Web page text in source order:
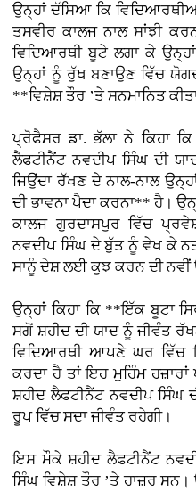
ਉਨ੍ਹਾਂ ਦੱਸਿਆ ਕਿ
ਤਸਵੀਰ ਕਾਲਜ ਨਾਲ ਸਾਂਝੀ
ਵਿਦਿਆਰਥੀ ਬੂਟੇ ਲਗਾ ਕੇ
ਉਨ੍ਹਾਂ ਨੂੰ ਰੁੱਖ ਬਣਾਉਣ ਵਿੱਚ
**ਵਿਸ਼ੇਸ਼ ਤੌਰ ’ਤੇ ਸਨਮਾਨਿਤ
ਪ੍ਰੋਫੈਸਰ ਡਾ. ਭੱਲਾ ਨੇ ਕਿਹਾ
ਲੈਫਟੀਨੈਂਟ ਨਵਦੀਪ ਸਿੰਘ ਦੀ
ਜਿਉਂਦਾ ਰੱਖਣ ਦੇ ਨਾਲ-ਨਾਲ
ਦੀ ਭਾਵਨਾ ਪੈਦਾ ਕਰਨਾ** ਹੈ।
ਕਾਲਜ ਗੁਰਦਾਸਪੁਰ ਵਿੱਚ
ਨਵਦੀਪ ਸਿੰਘ ਦੇ ਬੁੱਤ ਨੂੰ ਵੇਖ ਕੇ
ਸਾਨੂੰ ਦੇਸ਼ ਲਈ ਕੁਝ ਕਰਨ ਦੀ ਨਵੀਂ
ਉਨ੍ਹਾਂ ਕਿਹਾ ਕਿ **ਇੱਕ ਬੂਟਾ
ਸਗੋਂ ਸ਼ਹੀਦ ਦੀ ਯਾਦ ਨੂੰ ਜੀਵੰਤ
ਵਿਦਿਆਰਥੀ ਆਪਣੇ ਘਰ ਵਿੱਚ
ਕਰਦਾ ਹੈ ਤਾਂ ਇਹ ਮੁਹਿੰਮ
ਸ਼ਹੀਦ ਲੈਫਟੀਨੈਂਟ ਨਵਦੀਪ ਸਿੰਘ
ਰੂਪ ਵਿੱਚ ਸਦਾ ਜੀਵੰਤ ਰਹੇਗੀ।
ਇਸ ਮੌਕੇ ਸ਼ਹੀਦ ਲੈਫਟੀਨੈਂਟ
ਸਿੰਘ ਵਿਸ਼ੇਸ਼ ਤੌਰ ’ਤੇ ਹਾਜ਼ਰ ਸਨ।